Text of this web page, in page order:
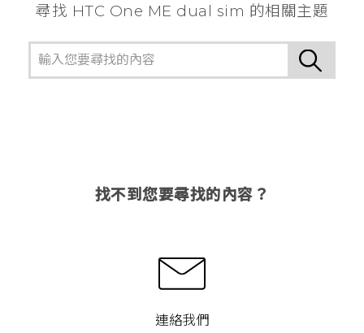
尋找 HTC One ME dual sim 的相關主題
找不到您要尋找的內容？
連絡我們